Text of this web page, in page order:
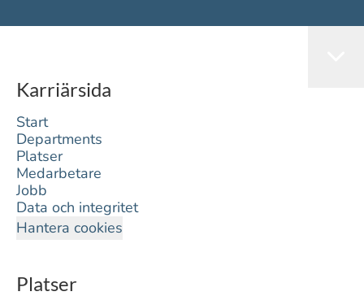
Karriärsida
Start
Departments
Platser
Medarbetare
Jobb
Data och integritet
Hantera cookies
Platser